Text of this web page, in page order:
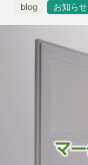
blog
お知らせ